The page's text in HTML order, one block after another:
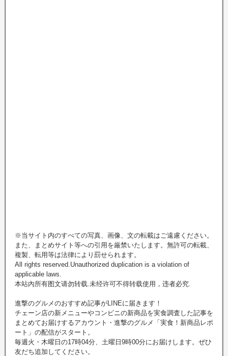
※当サイト内のすべての写真、画像、文の転載はご遠慮ください。
また、まとめサイト等への引用を厳禁いたします。無許可の転載、
複製、転用等は法律により罰せられます。
All rights reserved.Unauthorized duplication is a violation of
applicable laws.
本站內所有图文请勿转载.未经许可不得转载使用，违者必究.
進撃のグルメのおすすめ記事がLINEに届きます！
チェーン店の新メニューやコンビニの新商品を実食調査した記事を
まとめてお届けするアカウント・進撃のグルメ「実食！新商品レポ
ート」の配信がスタート。
毎週火・木曜日の17時04分、土曜日9時00分にお届けします。ぜひ
友だち追加してください。